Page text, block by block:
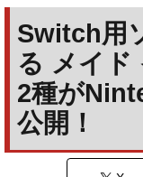
Switch用
る メイド
2種が
公開！